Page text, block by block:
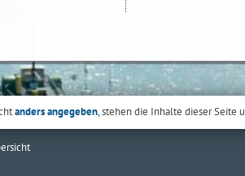
anders angegeben, stehen die Inhalte dieser Seite